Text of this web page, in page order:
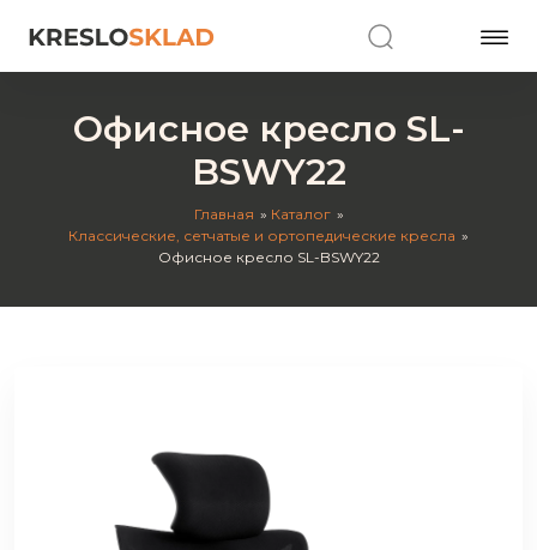
Офисное кресло SL-
BSWY22
Главная
Каталог
Классические, сетчатые и ортопедические кресла
Офисное кресло SL-BSWY22